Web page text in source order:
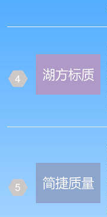
4
5